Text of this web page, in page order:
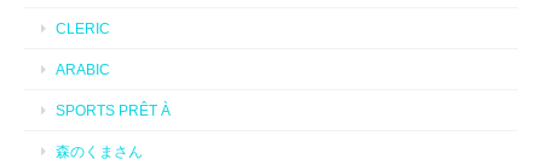
CLERIC
ARABIC
SPORTS PRÊT À
森のくまさん